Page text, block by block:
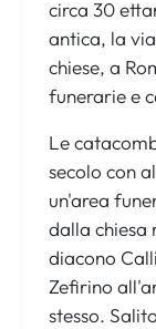
circa 30
antica, la
chiese, a
funerarie e
Le
secolo con
un'area
dalla chiesa
diacono
Zefirino
stesso.